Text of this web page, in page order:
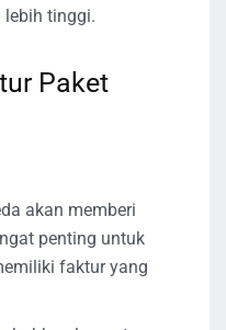
lebih tinggi.
Paket
akan memberi
penting untuk
faktur yang